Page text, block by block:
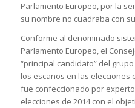
Parlamento Europeo, por la
su nombre no cuadraba con
Conforme al denominado
Parlamento Europeo, el
“principal candidato” del
los escaños en las elecciones
fue confeccionado por
elecciones de 2014 con el